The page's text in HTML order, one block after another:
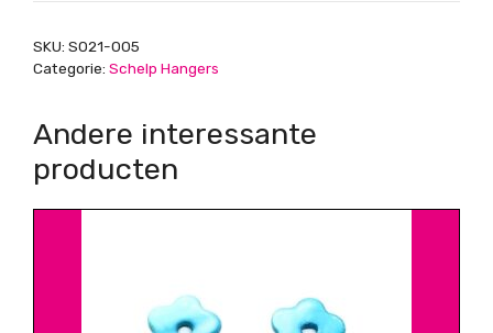
SKU: S021-005
Categorie: Schelp Hangers
Andere interessante
producten